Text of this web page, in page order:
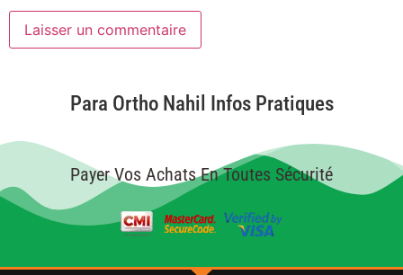
Para Ortho Nahil Infos Pratiques
Payer Vos Achats En Toutes Sécurité